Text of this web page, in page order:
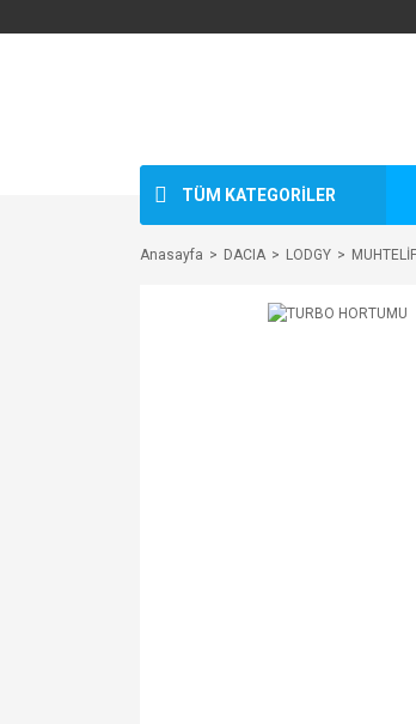
TÜM KATEGORİLER
Anasayfa DACIA LODGY